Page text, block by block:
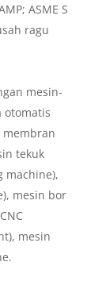
ASME S
ragu
mesin-
otomatis
membran
tekuk
machine),
mesin bor
mesin